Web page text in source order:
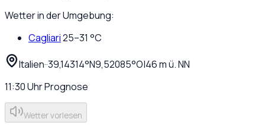
Wetter in der Umgebung:
Cagliari25–31 °C
Italien··39,14314°N9,52085°O|46m ü. NN
11:30UhrPrognose
Wetter vorlesen